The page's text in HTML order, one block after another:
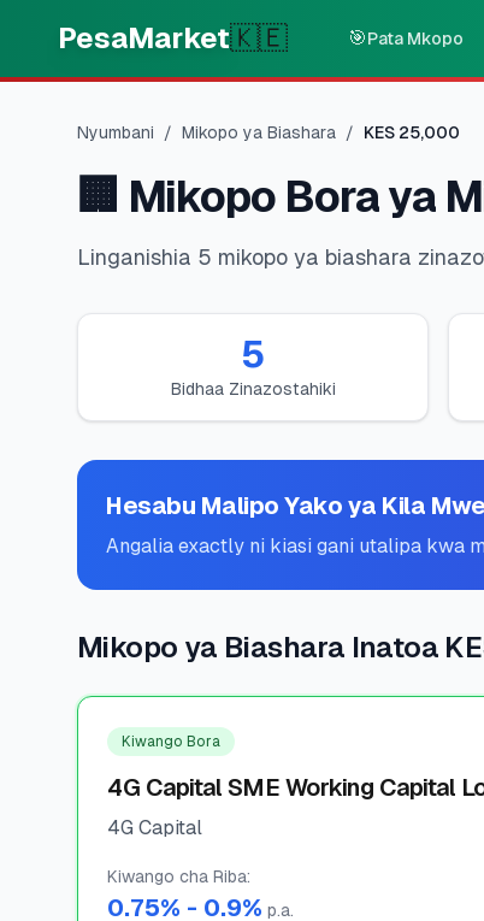
PesaMarket🇰🇪 🎯Pata Mkopo
Nyumbani / Mikopo ya Biashara / KES 25,000
🏢 Mikopo Bora ya
Linganishia 5 mikopo ya biashara
5
Bidhaa Zinazostahiki
Hesabu Malipo Yako ya Kila
Angalia exactly ni kiasi gani utalipa kwa
Mikopo ya Biashara Inatoa
Kiwango Bora
4G Capital SME Working Capital
4G Capital
Kiwango cha Riba:
0.75% - 0.9% p.a.